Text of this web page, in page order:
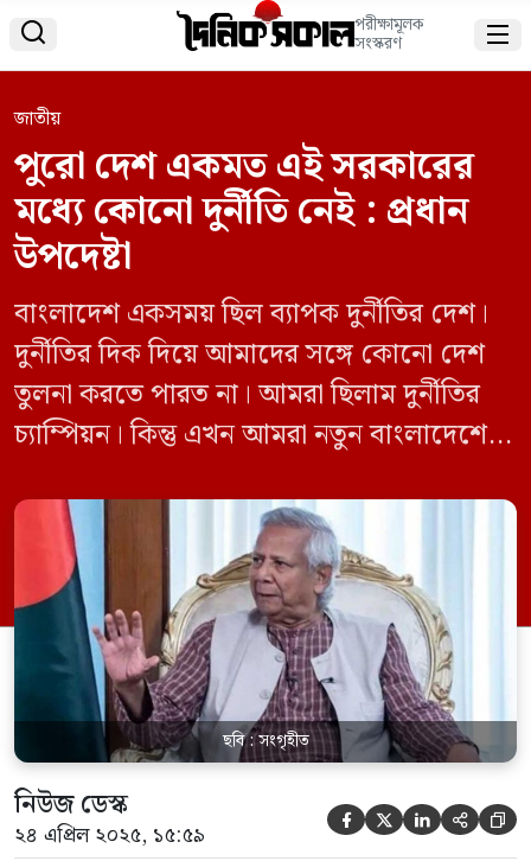
 পরীক্ষামূলক
সংস্করণ 
জাতীয়
পুরো দেশ একমত এই সরকারের
মধ্যে কোনো দুর্নীতি নেই : প্রধান
উপদেষ্টা
বাংলাদেশ একসময় ছিল ব্যাপক দুর্নীতির দেশ।
দুর্নীতির দিক দিয়ে আমাদের সঙ্গে কোনো দেশ
তুলনা করতে পারত না। আমরা ছিলাম দুর্নীতির
চ্যাম্পিয়ন। কিন্তু এখন আমরা নতুন বাংলাদেশের
নিয়ে।’ কাতারের রাজধানী দোহায় আয়োজিত
এক অনুষ্ঠানে এসব কথা বলেন বাংলাদেশের
প্রধান উপদেষ্টা অধ্যাপক মুহাম্মদ ইউনূস। তিনি
আরও বলেন, ‘বর্তমান তত্ত্বাবধায়ক সরকারকে
নিয়ে অনেক […]
ছবি : সংগৃহীত
নিউজ ডেস্ক
২৪ এপ্রিল ২০২৫, ১৫:৫৯     